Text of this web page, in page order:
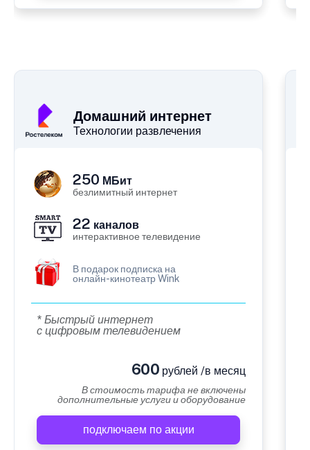
Домашний интернет
Технологии развлечения
250 МБит
безлимитный интернет
22 каналов
интерактивное телевидение
В подарок подписка на
онлайн-кинотеатр Wink
* Быстрый интернет
с цифровым телевидением
600 рублей /в месяц
В стоимость тарифа не включены
дополнительные услуги и оборудование
подключаем по акции